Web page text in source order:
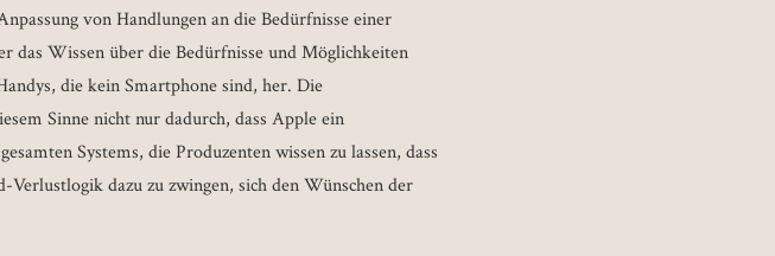
von Handlungen an die Bedürfnisse einer
das Wissen über die Bedürfnisse und Möglichkeiten
die kein Smartphone sind, her. Die
Sinne nicht nur dadurch, dass Apple ein
Systems, die Produzenten wissen zu lassen, dass
dazu zu zwingen, sich den Wünschen der